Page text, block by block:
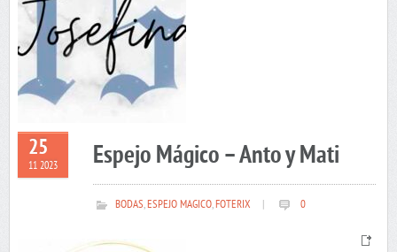
25
11 2023 Espejo Mágico – Anto y Mati
BODAS,ESPEJO MAGICO,FOTERIX 0